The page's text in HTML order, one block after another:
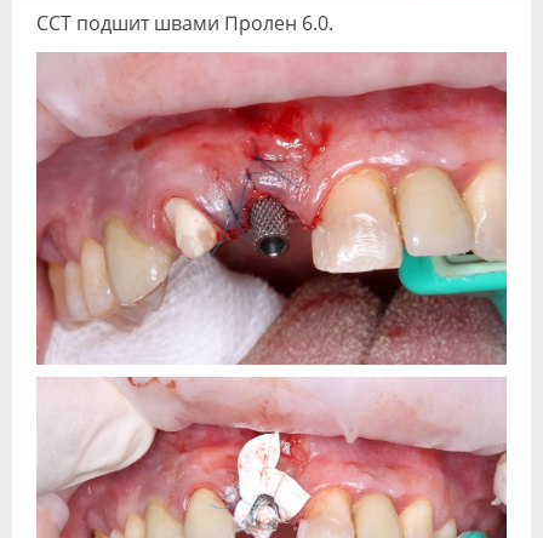
ССТ подшит швами Пролен 6.0.